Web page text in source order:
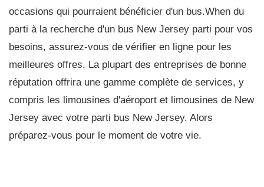
occasions qui pourraient bénéficier d'un bus.When du
parti à la recherche d'un bus New Jersey parti pour vos
besoins, assurez-vous de vérifier en ligne pour les
meilleures offres. La plupart des entreprises de bonne
réputation offrira une gamme complète de services, y
compris les limousines d'aéroport et limousines de New
Jersey avec votre parti bus New Jersey. Alors
préparez-vous pour le moment de votre vie.